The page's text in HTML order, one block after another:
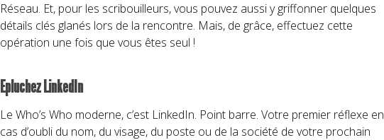
Réseau. Et, pour les scribouilleurs, vous pouvez aussi y griffonner quelques
détails clés glanés lors de la rencontre. Mais, de grâce, effectuez cette
opération une fois que vous êtes seul !
Epluchez LinkedIn
Le Who’s Who moderne, c’est LinkedIn. Point barre. Votre premier réflexe en
cas d’oubli du nom, du visage, du poste ou de la société de votre prochain